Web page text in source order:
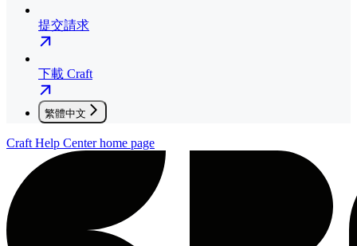
提交請求
下載 Craft
繁體中文
Craft Help Centerhome page